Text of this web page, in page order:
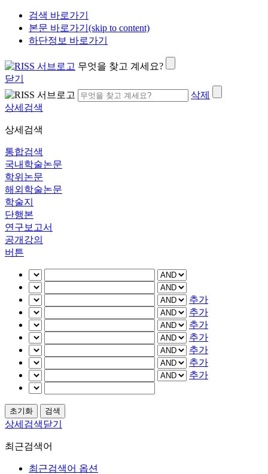
검색 바로가기
본문 바로가기(skip to content)
하단정보 바로가기
무엇을 찾고 계세요?
닫기
삭제
상세검색
상세검색
통합검색
국내학술논문
학위논문
해외학술논문
학술지
단행본
연구보고서
공개강의
버튼
추가
추가
추가
추가
추가
추가
추가
상세검색닫기
최근검색어
최근검색어 옵션